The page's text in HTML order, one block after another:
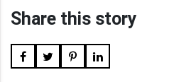
Share this story